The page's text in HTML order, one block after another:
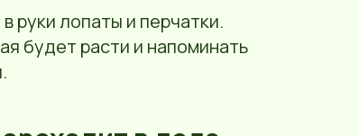
руки лопаты и перчатки.
будет расти и напоминать